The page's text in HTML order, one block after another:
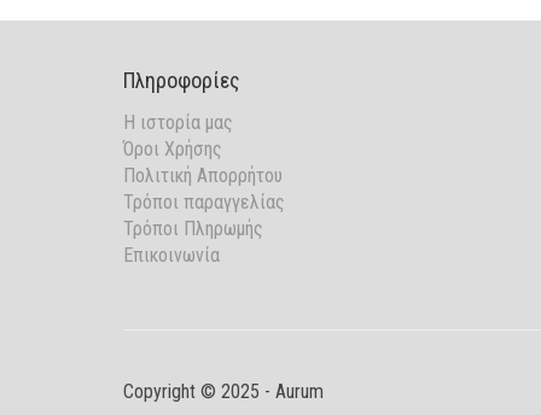
Πληροφορίες
Η ιστορία μας
Όροι Χρήσης
Πολιτική Απορρήτου
Τρόποι παραγγελίας
Τρόποι Πληρωμής
Επικοινωνία
Copyright © 2025 - Aurum